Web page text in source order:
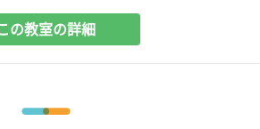
の教室の詳細